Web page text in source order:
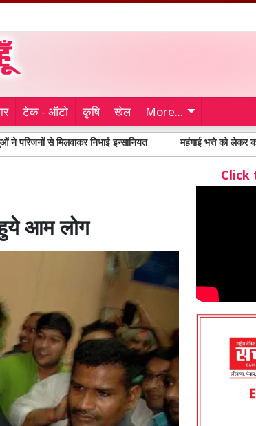
टेक - ऑटो कृषि खेल More...
मिलवाकर निभाई इन्सानियत महंगाई भत्ते को लेकर कर्मचारियों
आम लोग
Click